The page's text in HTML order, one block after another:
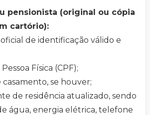
pensionista (original ou cópia
cartório):
de identificação válido e
Física (CPF);
casamento, se houver;
de residência atualizado, sendo
água, energia elétrica, telefone